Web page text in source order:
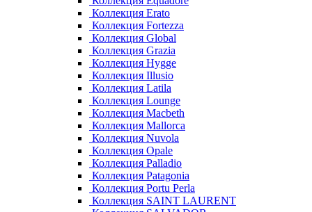
Коллекция Erato
Коллекция Fortezza
Коллекция Global
Коллекция Grazia
Коллекция Hygge
Коллекция Illusio
Коллекция Latila
Коллекция Lounge
Коллекция Macbeth
Коллекция Mallorca
Коллекция Nuvola
Коллекция Opale
Коллекция Palladio
Коллекция Patagonia
Коллекция Portu Perla
Коллекция SAINT LAURENT